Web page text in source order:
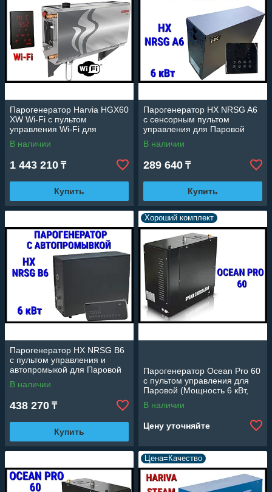
Парогенератор Harvia HGX60
XW Wi-Fi c пультом
управления Wi-Fi для
Паровой (Мощность 5,7 кВт,
объем 2-7 м3)
В наличии
1 443 210 ₸
Купить
Парогенератор HX NRSG A6
c сенсорным пультом
управления для Паровой
комнаты (Мощность 6 кВт,
объем 3-7 м3)
В наличии
289 640 ₸
Купить
Парогенератор HX NRSG B6
c пультом управления и
автопромыкой для Паровой
комнаты (Мощность 6 кВт,
объем 2-7 м3)
В наличии
438 270 ₸
Купить
Хороший комплект
Парогенератор Ocean Pro 60
c пультом управления для
Паровой (Мощность 6 кВт,
объем 2-7 м3)
В наличии
Цену уточняйте
Цена=Качество